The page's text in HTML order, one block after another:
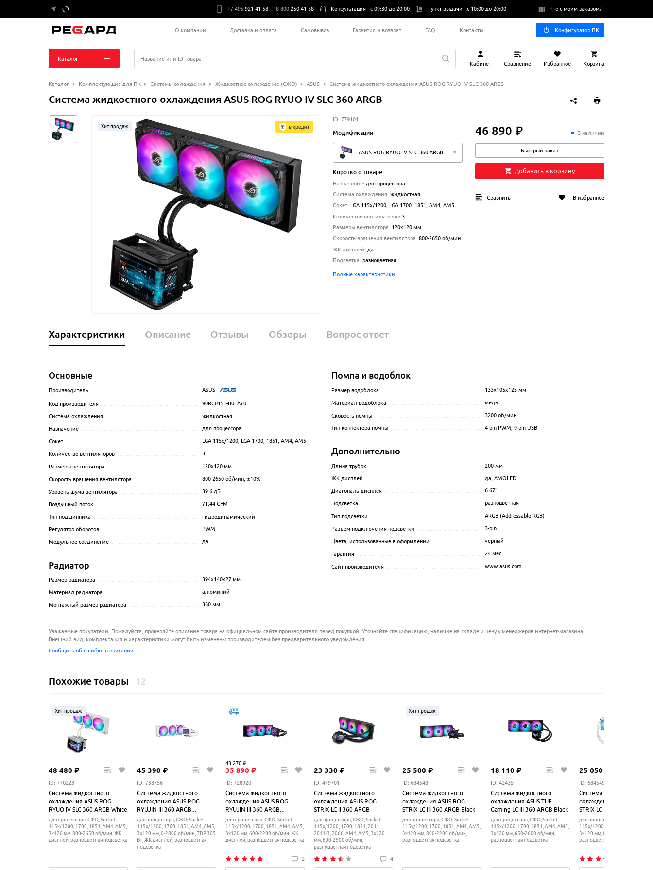
+7 495 921-41-58 8 800 250-41-58 Консультация -с 09:30 до 20:00 Пункт выдачи -с 10:00 до 20:00 Что с моим заказом?
О компании Доставка и оплата Самовывоз Гарантия и возврат FAQ Контакты Конфигуратор ПК
Каталог Название или ID товара
Кабинет Сравнение Избранное Корзина
Каталог Комплектующие для ПК Системы охлаждения Жидкостное охлаждение (СЖО) ASUS Система жидкостного охлаждения ASUS ROG RYUO IV SLC 360 ARGB
Система жидкостного охлаждения ASUS ROG RYUO IV SLC 360 ARGB
Хит продаж
ID: 779101
Модификация
ASUS ROG RYUO IV SLC 360 ARGB
Коротко о товаре
Назначение: для процессора
Система охлаждения: жидкостная
Сокет: LGA 115x/1200, LGA 1700, 1851, AM4, AM5
Количество вентиляторов: 3
Размеры вентилятора: 120x120 мм
Скорость вращения вентилятора: 800-2650 об/мин
ЖК дисплей: да
Подсветка: разноцветная
Полные характеристики
46 890 ₽46 890 ₽ В наличии
Быстрый заказ
Добавить в корзину
Сравнить В избранное
Характеристики Описание Отзывы Обзоры Вопрос-ответ
Основные
Производитель ........................................................................................................................................................................................................
ASUS
Код производителя ........................................................................................................................................................................................................
90RC0151-B0EAY0
Система охлаждения ........................................................................................................................................................................................................
жидкостная
Назначение ........................................................................................................................................................................................................
для процессора
Сокет ........................................................................................................................................................................................................
LGA 115x/1200, LGA 1700, 1851, AM4, AM5
Количество вентиляторов ........................................................................................................................................................................................................
3
Размеры вентилятора ........................................................................................................................................................................................................
120x120 мм
Скорость вращения вентилятора ........................................................................................................................................................................................................
800-2650об/мин, ±10%
Уровень шума вентилятора ........................................................................................................................................................................................................
39.6дБ
Воздушный поток ........................................................................................................................................................................................................
71.44CFM
Тип подшипника ........................................................................................................................................................................................................
гидродинамический
Регулятор оборотов ........................................................................................................................................................................................................
PWM
Модульное соединение ........................................................................................................................................................................................................
да
Радиатор
Размер радиатора ........................................................................................................................................................................................................
394x140x27 мм
Материал радиатора ........................................................................................................................................................................................................
алюминий
Монтажный размер радиатора ........................................................................................................................................................................................................
360 мм
Помпа и водоблок
Размер водоблока 133x105x123 мм
Материал водоблока медь
Скорость помпы 3200об/мин
Тип коннектора помпы 4-pin PWM, 9-pin USB
Дополнительно
Длина трубок 200мм
ЖК дисплей да , AMOLED
Диагональ дисплея 6.67"
Подсветка разноцветная
Тип подсветки ARGB (Addressable RGB)
Разъём подключения подсветки 3-pin
Цвета, использованные в оформлении чёрный
Гарантия 24 мес.
Сайт производителя www.asus.com
Уважаемые покупатели! Пожалуйста, проверяйте описание товара на официальном сайте производителя перед покупкой. Уточняйте спецификацию, наличие на складе и цену у менеджеров интернет-магазина.
Внешний вид, комплектация и характеристики могут быть изменены производителем без предварительного уведомления.
Сообщить об ошибке в описании
Похожие товары 12
Хит продаж
48 480 ₽
ID: 770223
Система жидкостного
охлаждения ASUS ROG
RYUO IV SLC 360 ARGB White
для процессора, СЖО, Socket
115x/1200, 1700, 1851, AM4, AM5,
3x120 мм, 800-2650 об/мин, ЖК
дисплей, разноцветная подсветка
45 390 ₽
ID: 738756
Система жидкостного
охлаждения ASUS ROG
RYUJIN III 360 ARGB
EXTREME White Edition
для процессора, СЖО, Socket
115x/1200, 1700, 1851, AM4, AM5,
3x120 мм, 0-2800 об/мин, TDP 305
Вт, ЖК дисплей, разноцветная
подсветка
43 270 ₽
35 890 ₽
ID: 728920
Система жидкостного
охлаждения ASUS ROG
RYUJIN III 360 ARGB
EXTREME
для процессора, СЖО, Socket
115x/1200, 1700, 1851, AM4, AM5,
3x120 мм, 600-2200 об/мин, ЖК
дисплей, разноцветная подсветка
2
23 330 ₽
ID: 479701
Система жидкостного
охлаждения ASUS ROG
STRIX LC II 360 ARGB
для процессора, СЖО, Socket
115x/1200, 1700, 1851, 2011,
2011-3, 2066, AM4, AM5, 3x120
мм, 800-2500 об/мин,
разноцветная подсветка
4
Хит продаж
25 500 ₽
ID: 684548
Система жидкостного
охлаждения ASUS ROG
STRIX LC III 360 ARGB Black
для процессора, СЖО, Socket
115x/1200, 1700, 1851, AM4, AM5,
3x120 мм, 800-2200 об/мин,
разноцветная подсветка
18 110 ₽
ID: 42435
Система жидкостного
охлаждения ASUS TUF
Gaming LC III 360 ARGB Black
для процессора, СЖО, Socket
115x/1200, 1700, 1851, AM4, AM5,
3x120 мм, 650-2600 об/мин,
разноцветная подсветка
25 050
ID: 684549
Система жидкостного
охлаждения ASUS ROG
STRIX LC III 360 ARGB
для процессора, СЖО, Socket
115x/1200, 1700, 1851, AM4,
3x120 мм, 800-2200 об/мин,
разноцветная подсветка